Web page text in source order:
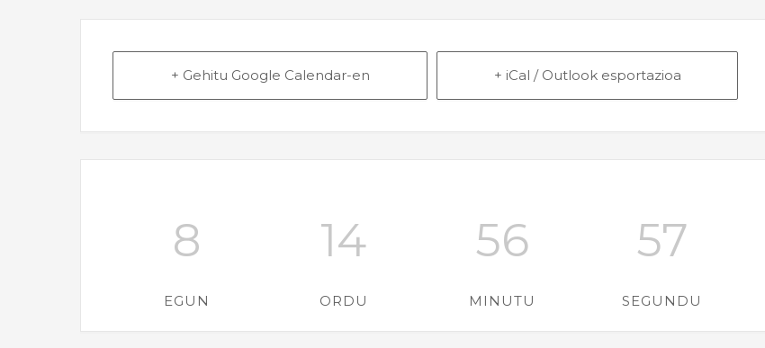
+ Gehitu Google Calendar-en + iCal / Outlook esportazioa
8
EGUN
14
ORDU
56
MINUTU
57
SEGUNDU